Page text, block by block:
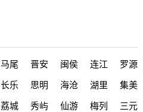
马尾 晋安 闽侯 连江
罗源
长乐 思明 海沧 湖里
集美
荔城 秀屿 仙游 梅列
三元